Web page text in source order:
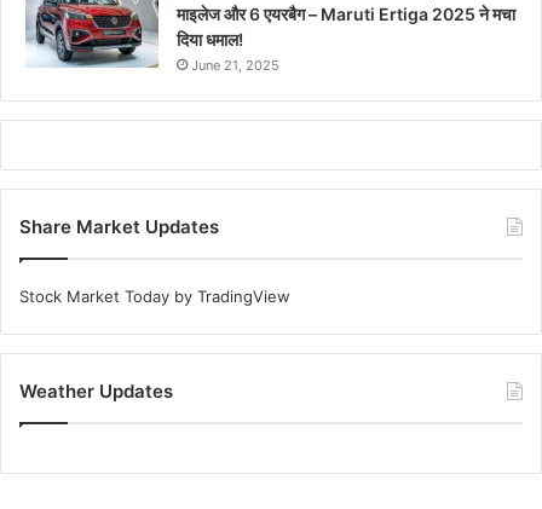
माइलेज और 6 एयरबैग – Maruti Ertiga 2025 ने मचा
दिया धमाल!
June 21, 2025
Share Market Updates
Stock Market Today by TradingView
Weather Updates